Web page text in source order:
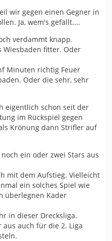
wir gegen einen Gegner in
Ja, wem's gefällt....
verdammt knapp.
Wiesbaden fitter. Oder
Minuten richtig Feuer
Oder die sehr, sehr
eigentlich schon seit der
im Rückspiel gegen
Krönung dann Strifler auf
ein oder zwei Stars aus
mit dem Aufstieg. Vielleicht
ein solches Spiel wie
überlegnen Kader
in dieser Drecksliga.
auch für die 2. Liga